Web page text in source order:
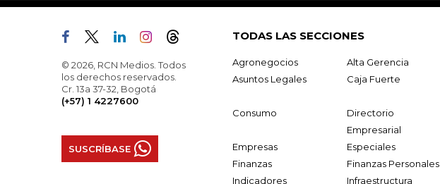
© 2026, RCN Medios. Todos
los derechos reservados.
Cr. 13a 37-32, Bogotá
(+57) 1 4227600
SUSCRÍBASE
TODAS LAS SECCIONES
Agronegocios Alta Gerencia
Asuntos Legales
Caja Fuerte
Consumo
Directorio
Empresarial
Empresas Especiales
Finanzas
Finanzas Personales
Indicadores
Infraestructura